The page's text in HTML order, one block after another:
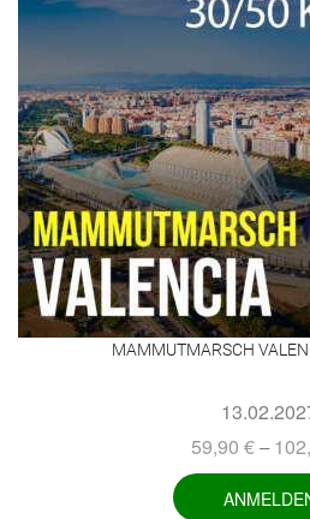
MAMMUTMARSCH
59,90 € –